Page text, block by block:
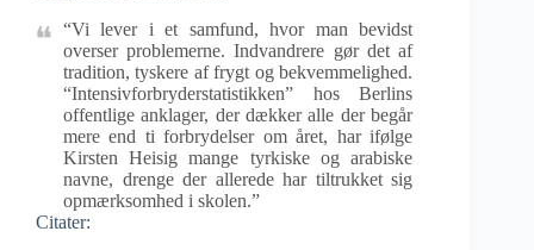
“Vi lever i et samfund, hvor man bevidst
overser problemerne. Indvandrere gør det af
tradition, tyskere af frygt og bekvemmelighed.
“Intensivforbryderstatistikken” hos Berlins
offentlige anklager, der dækker alle der begår
mere end ti forbrydelser om året, har ifølge
Kirsten Heisig mange tyrkiske og arabiske
navne, drenge der allerede har tiltrukket sig
opmærksomhed i skolen.”
Citater: